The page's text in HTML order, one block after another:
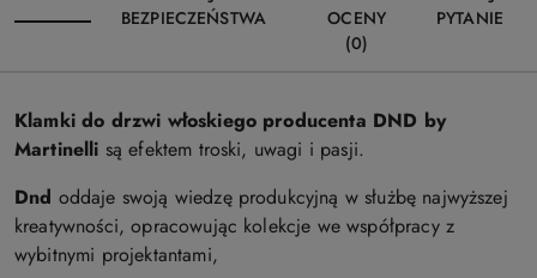
BEZPIECZEŃSTWA
OCENY
(0)
PYTANIE
Klamki do drzwi włoskiego producenta DND by
Martinelli są efektem troski, uwagi i pasji.
Dnd oddaje swoją wiedzę produkcyjną w służbę najwyższej
kreatywności, opracowując kolekcje we współpracy z
wybitnymi projektantami,